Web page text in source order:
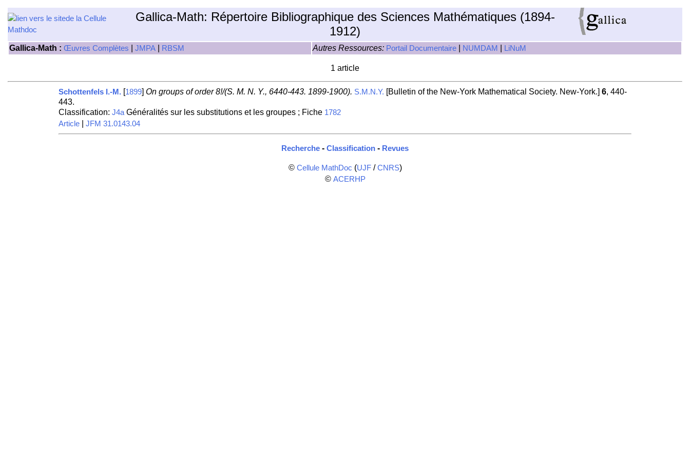
Gallica-Math: Répertoire Bibliographique des Sciences Mathématiques (1894-
1912)
Gallica-Math : Œuvres Complètes JMPA RBSM Autres Ressources: Portail Documentaire NUMDAM LiNuM
1 article
Schottenfels I.-M. [1899] On groups of order 8!/(S. M. N. Y., 6440-443. 1899-1900). S.M.N.Y. [Bulletin of the New-York Mathematical Society. New-York.] 6, 440-
443.
Classification: J4aGénéralités sur les substitutions et les groupes ; Fiche 1782
Article| JFM 31.0143.04
Recherche - Classification - Revues
© Cellule MathDoc (UJF/CNRS)
© ACERHP